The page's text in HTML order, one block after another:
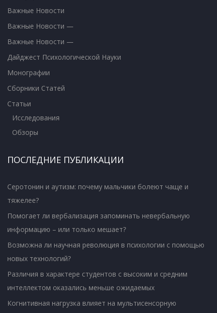
Важные Новости
Важные Новости —
Важные Новости —
Дайджест Психологической Науки
Монографии
Сборники Статей
Статьи
Исследования
Обзоры
ПОСЛЕДНИЕ ПУБЛИКАЦИИ
Серотонин и аутизм: почему мальчики болеют чаще и
тяжелее?
Помогает ли вербализация запоминать невербальную
информацию – или только мешает?
Возможна ли научная революция в психологии с помощью
новых технологий?
Различия в характере студентов с высоким и средним
интеллектом оказались меньше ожидаемых
Когнитивная нагрузка влияет на мультисенсорную